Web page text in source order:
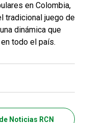
en Colombia,
tradicional juego de
dinámica que
todo el país.
Noticias RCN